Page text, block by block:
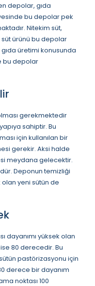
depolar, gıda
bu depolar pek
Nitekim süt,
ürünü bu depolar
üretimi konusunda
bu depolar
gerekmektedir
sahiptir. Bu
için kullanılan bir
gerekir. Aksi halde
meydana gelecektir.
Deponun temizliği
yeni sütün de
dayanımı yüksek olan
ise 80 derecedir. Bu
pastörizasyonu için
derece bir dayanım
noktası 100